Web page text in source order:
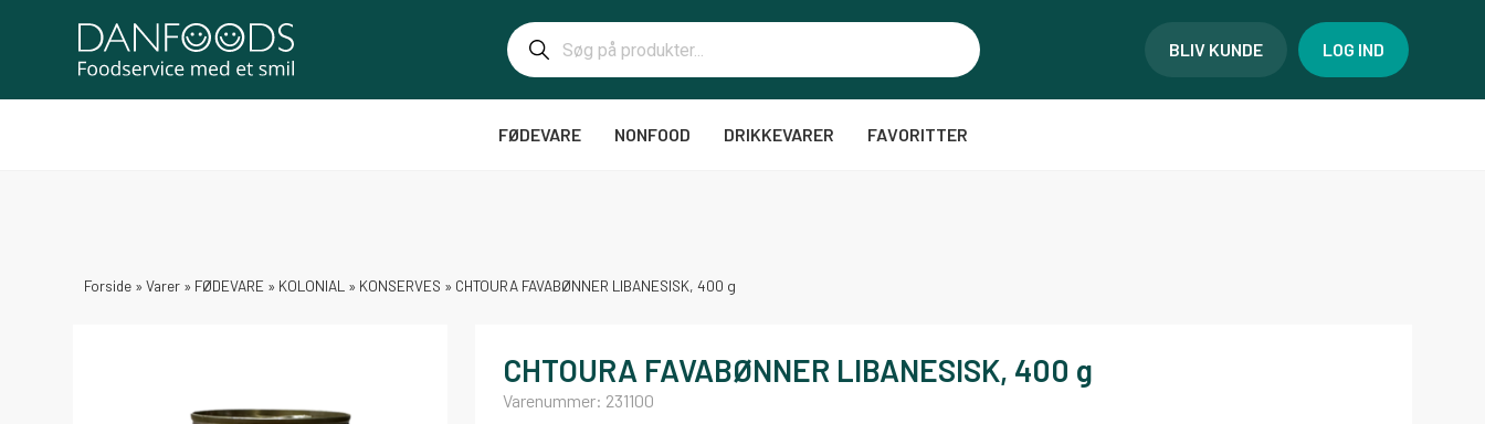
BLIV KUNDE LOG IND
FØDEVARE NONFOOD DRIKKEVARER FAVORITTER
Forside » Varer » FØDEVARE » KOLONIAL » KONSERVES » CHTOURA FAVABØNNER LIBANESISK, 400 g
CHTOURA FAVABØNNER LIBANESISK, 400 g
Varenummer: 231100